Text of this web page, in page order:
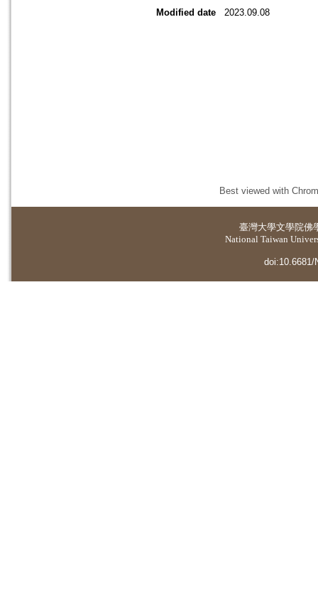
Modified date
2023.09.08
Best viewed with
臺灣大學文學院佛
National Taiwan
doi:10.6681/